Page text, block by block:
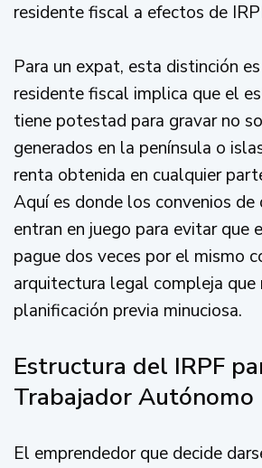
residente fiscal a efectos de
Para un expat, esta distinción
residente fiscal implica que el
tiene potestad para gravar no
generados en la península o
renta obtenida en cualquier
Aquí es donde los convenios
entran en juego para evitar que
pague dos veces por el mismo
arquitectura legal compleja que
planificación previa minuciosa.
Estructura del IRPF
Trabajador Autónomo
El emprendedor que decide